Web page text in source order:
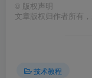
© 版权声明
文章版权归作者所有
技术教程